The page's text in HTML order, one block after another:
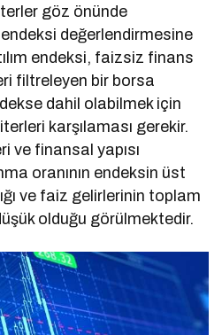
göz önünde
endeksi değerlendirmesine
endeksi, faizsiz finans
filtreleyen bir borsa
dahil olabilmek için
karşılaması gerekir.
ve finansal yapısı
oranının endeksin üst
ve faiz gelirlerinin toplam
olduğu görülmektedir.